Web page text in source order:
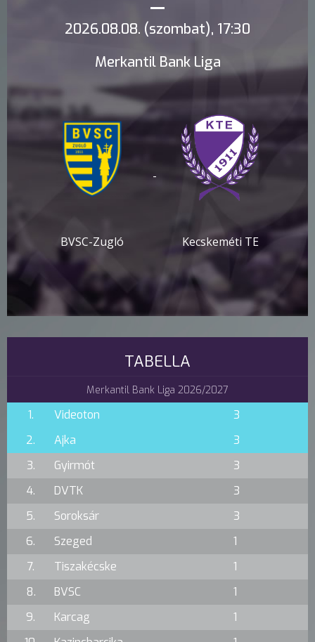
2026.08.08. (szombat), 17:30
Merkantil Bank Liga
BVSC-Zugló
-
Kecskeméti TE
TABELLA
Merkantil Bank Liga 2026/2027
1. Videoton
3
2.
Ajka
3
3.
Gyirmót
3
4.
DVTK
3
5.
Soroksár
3
6.
Szeged
1
7.
Tiszakécske
1
8.
BVSC
1
9.
Karcag
1